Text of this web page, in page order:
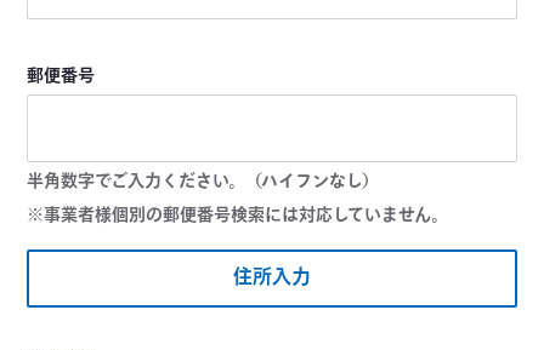
郵便番号
半角数字でご入力ください。（ハイフンなし）
※事業者様個別の郵便番号検索には対応していません。
住所入力